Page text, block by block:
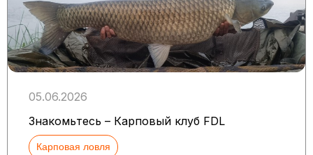
05.06.2026
Знакомьтесь – Карповый клуб FDL
Карповая ловля